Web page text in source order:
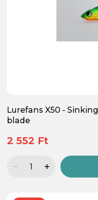
Lurefans X50 -
blade
2 552 Ft